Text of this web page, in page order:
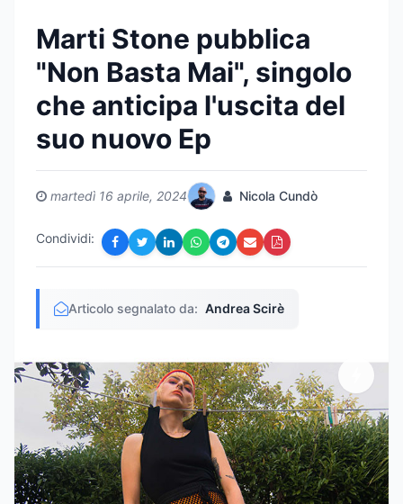
Marti Stone pubblica
"Non Basta Mai", singolo
che anticipa l'uscita del
suo nuovo Ep
martedì 16 aprile, 2024 Nicola Cundò
Condividi:
Articolo segnalato da: Andrea Scirè